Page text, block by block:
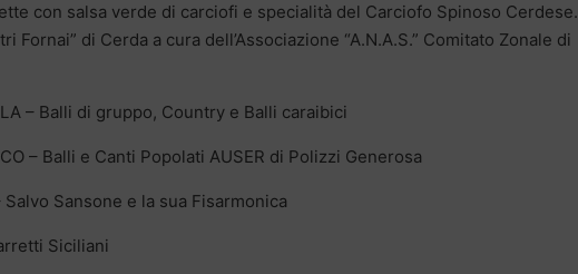
con salsa verde di carciofi e specialità del Carciofo Spinoso Cerdese.
Fornai” di Cerda a cura dell’Associazione “A.N.A.S.” Comitato Zonale di
– Balli di gruppo, Country e Balli caraibici
– Balli e Canti Popolati AUSER di Polizzi Generosa
Salvo Sansone e la sua Fisarmonica
Siciliani